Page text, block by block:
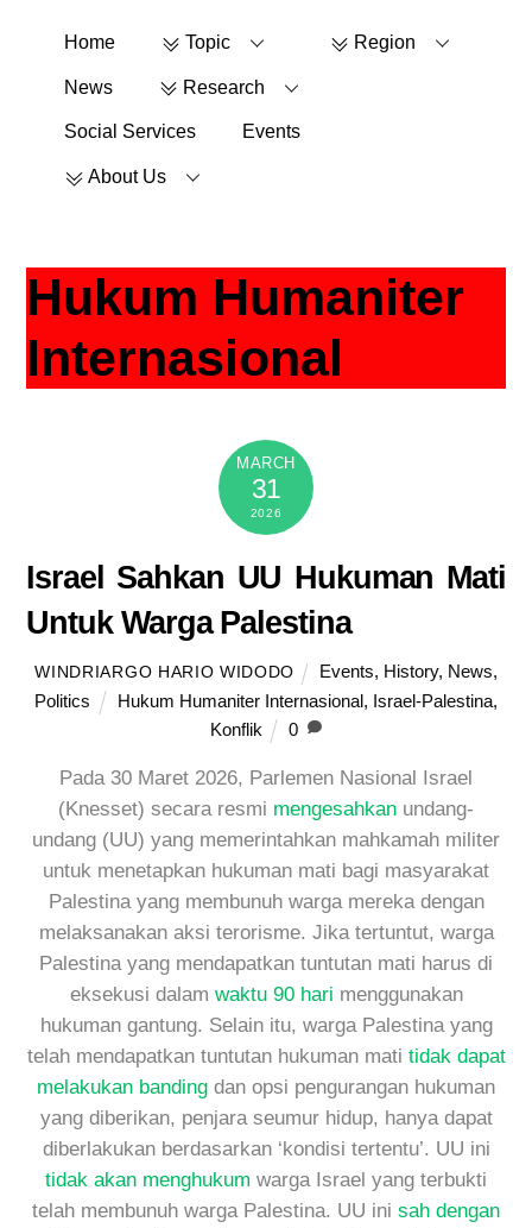
Home Topic Region
News Research
Social Services Events
About Us
Hukum Humaniter
Internasional
MARCH
31
2026
Israel Sahkan UU Hukuman Mati
Untuk Warga Palestina
WINDRIARGO HARIO WIDODO Events, History, News,
Politics
Hukum Humaniter Internasional, Israel-Palestina,
Konflik
0
Pada 30 Maret 2026, Parlemen Nasional Israel
(Knesset) secara resmi mengesahkan undang-
undang (UU) yang memerintahkan mahkamah militer
untuk menetapkan hukuman mati bagi masyarakat
Palestina yang membunuh warga mereka dengan
melaksanakan aksi terorisme. Jika tertuntut, warga
Palestina yang mendapatkan tuntutan mati harus di
eksekusi dalam waktu 90 hari menggunakan
hukuman gantung. Selain itu, warga Palestina yang
telah mendapatkan tuntutan hukuman mati tidak dapat
melakukan banding dan opsi pengurangan hukuman
yang diberikan, penjara seumur hidup, hanya dapat
diberlakukan berdasarkan ‘kondisi tertentu’. UU ini
tidak akan menghukum warga Israel yang terbukti
telah membunuh warga Palestina. UU ini sah dengan